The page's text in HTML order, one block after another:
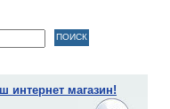
интернет магазин!